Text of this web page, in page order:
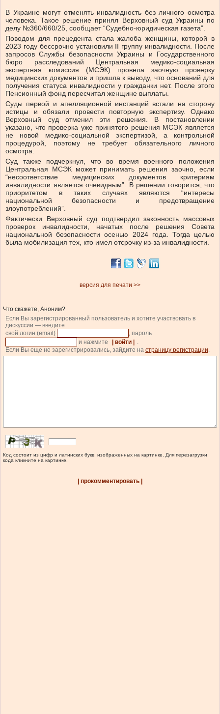
В Украине могут отменять инвалидность без личного осмотра
человека. Такое решение принял Верховный суд Украины по
делу №360/660/25, сообщает “Судебно-юридическая газета”.
Поводом для прецедента стала жалоба женщины, которой в
2023 году бессрочно установили II группу инвалидности. После
запросов Службы безопасности Украины и Государственного
бюро расследований Центральная медико-социальная
экспертная комиссия (МСЭК) провела заочную проверку
медицинских документов и пришла к выводу, что оснований для
получения статуса инвалидности у гражданки нет. После этого
Пенсионный фонд пересчитал женщине выплаты.
Суды первой и апелляционной инстанций встали на сторону
истицы и обязали провести повторную экспертизу. Однако
Верховный суд отменил эти решения. В постановлении
указано, что проверка уже принятого решения МСЭК является
не новой медико-социальной экспертизой, а контрольной
процедурой, поэтому не требует обязательного личного
осмотра.
Суд также подчеркнул, что во время военного положения
Центральная МСЭК может принимать решения заочно, если
“несоответствие медицинских документов критериям
инвалидности является очевидным”. В решении говорится, что
приоритетом в таких случаях являются “интересы
национальной безопасности и предотвращение
злоупотреблений”.
Фактически Верховный суд подтвердил законность массовых
проверок инвалидности, начатых после решения Совета
национальной безопасности осенью 2024 года. Тогда целью
была мобилизация тех, кто имел отсрочку из-за инвалидности.
версия для печати >>
Что скажете, Аноним?
Если Вы зарегистрированный пользователь и хотите участвовать в
дискуссии — введите
свой логин (email)
, пароль
и нажмите
| войти |
.
Если Вы еще не зарегистрировались, зайдите на страницу регистрации.
Код состоит из цифр и латинских букв, изображенных на картинке. Для перезагрузки
кода кликните на картинке.
| прокомментировать |